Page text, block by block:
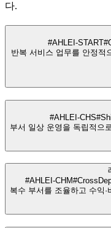
다.
#AHLEI-START
반복 서비스 업무를 안정적
#AHLEI-CHS
부서 일상 운영을 독립적으
#AHLEI-CHM
복수 부서를 조율하고 수익